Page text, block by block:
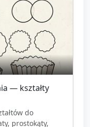
— kształty
do
prostokąty,